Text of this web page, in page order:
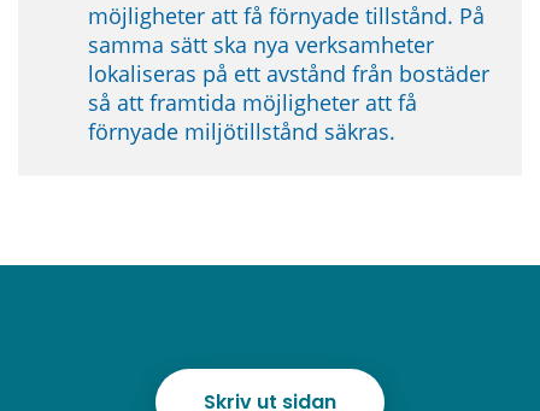
möjligheter att få förnyade tillstånd. På
samma sätt ska nya verksamheter
lokaliseras på ett avstånd från bostäder
så att framtida möjligheter att få
förnyade miljötillstånd säkras.
Skriv ut sidan